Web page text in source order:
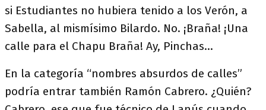
si Estudiantes no hubiera tenido a los Verón, a
Sabella, al mismísimo Bilardo. No. ¡Braña! ¡Una
calle para el Chapu Braña! Ay, Pinchas…
En la categoría “nombres absurdos de calles”
podría entrar también Ramón Cabrero. ¿Quién?